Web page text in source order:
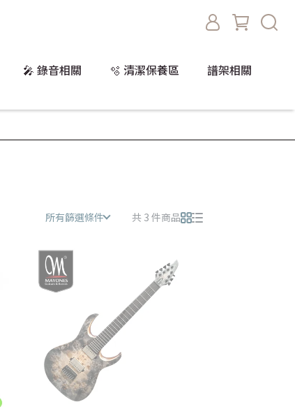
🎤 錄音相關 🫧 清潔保養區
譜架相關
所有篩選條件 共 3 件商品